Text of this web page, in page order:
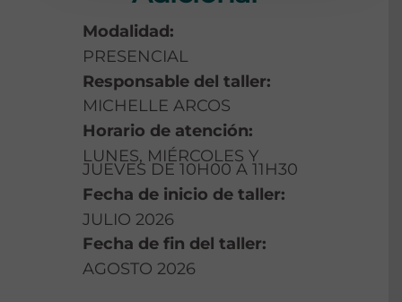
Modalidad:
PRESENCIAL
Responsable del taller:
MICHELLE ARCOS
Horario de atención:
LUNES, MIÉRCOLES Y
JUEVES DE 10H00 A 11H30
Fecha de inicio de taller:
JULIO 2026
Fecha de fin del taller:
AGOSTO 2026